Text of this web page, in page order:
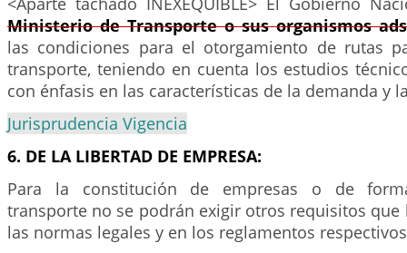
Ministerio de Transporte o sus organismos
las condiciones para el otorgamiento de rutas
transporte, teniendo en cuenta los estudios
con énfasis en las características de la demanda y
Jurisprudencia Vigencia
6. DE LA LIBERTAD DE EMPRESA:
Para la constitución de empresas o de
transporte no se podrán exigir otros requisitos que
las normas legales y en los reglamentos